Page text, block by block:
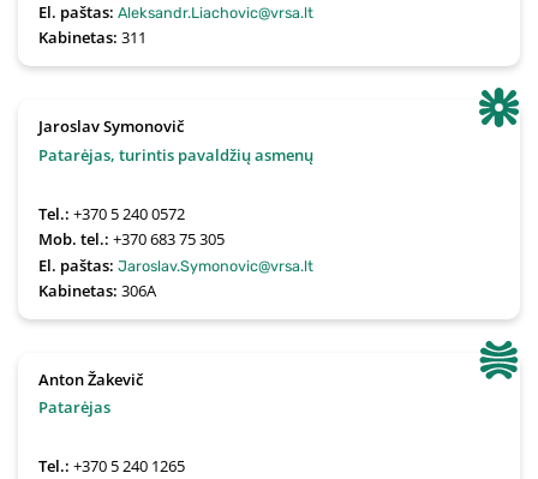
El. paštas:Aleksandr.Liachovic@vrsa.lt
Kabinetas:311
Jaroslav Symonovič
Patarėjas, turintis pavaldžių asmenų
Tel.:+370 5 240 0572
Mob. tel.:+370 683 75 305
El. paštas:Jaroslav.Symonovic@vrsa.lt
Kabinetas:306A
Anton Žakevič
Patarėjas
Tel.:+370 5 240 1265